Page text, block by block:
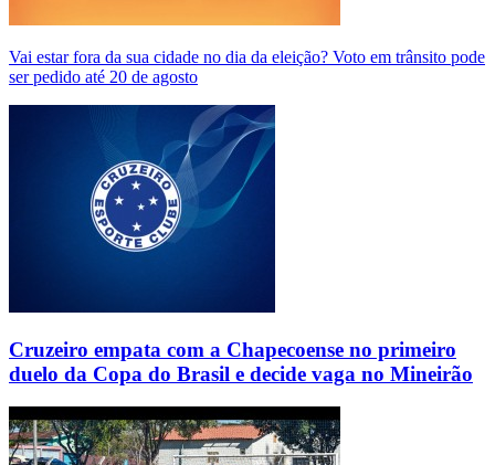
Vai estar fora da sua cidade no dia da eleição? Voto em trânsito pode
ser pedido até 20 de agosto
Cruzeiro empata com a Chapecoense no primeiro
duelo da Copa do Brasil e decide vaga no Mineirão